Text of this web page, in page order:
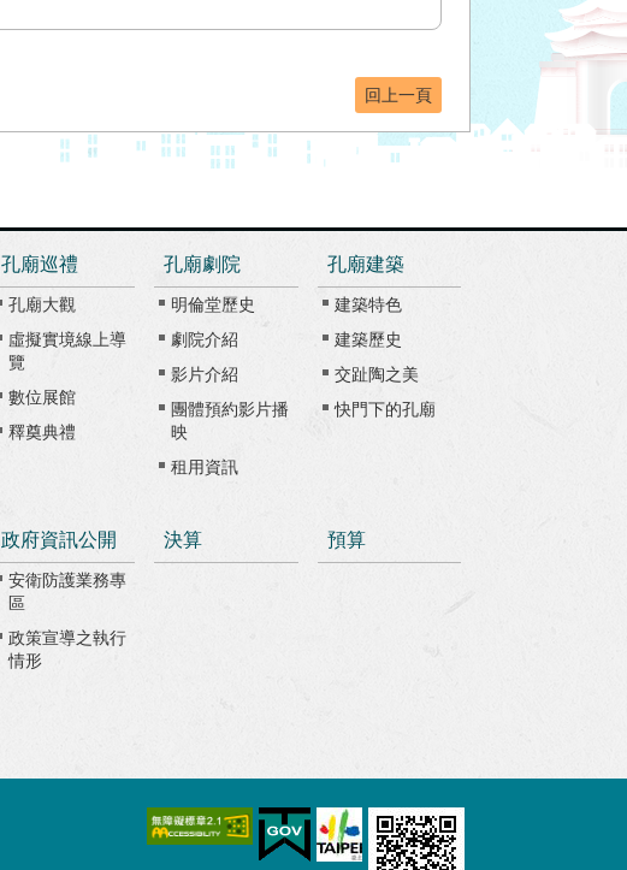
回上一頁
孔廟巡禮
孔廟大觀
虛擬實境線上導
覽
數位展館
釋奠典禮
孔廟劇院
明倫堂歷史
劇院介紹
影片介紹
團體預約影片播
映
租用資訊
孔廟建築
建築特色
建築歷史
交趾陶之美
快門下的孔廟
政府資訊公開
安衛防護業務專
區
政策宣導之執行
情形
決算 預算